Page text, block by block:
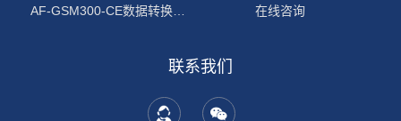
AF-GSM300-CE数据转换模块 在线咨询
联系我们